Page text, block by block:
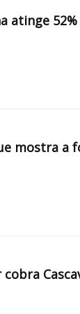
atinge
mostra a